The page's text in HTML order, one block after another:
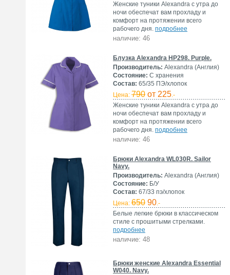
Женские туники Alexandra с утра до
ночи обеспечат вам прохладу и
комфорт на протяжении всего
рабочего дня. подробнее
наличие: 46
Блузка Alexandra HP298. Purple.
Производитель: Alexandra (Англия)
Состояние: С хранения
Состав: 65/35 ПЭ/хлопок
Цена: 790 от 225.-
Женские туники Alexandra с утра до
ночи обеспечат вам прохладу и
комфорт на протяжении всего
рабочего дня. подробнее
наличие: 46
Брюки Alexandra WL030R. Sailor
Navy.
Производитель: Alexandra (Англия)
Состояние: Б/У
Состав: 67/33 пэ/хлопок
Цена: 650 90.-
Белые легкие брюки в классическом
стиле с прошитыми стрелками.
подробнее
наличие: 48
Брюки женские Alexandra Essential
W040. Navy.